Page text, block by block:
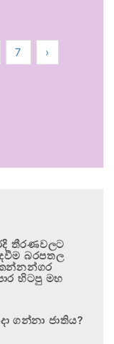
7
›
තීරණවලට
බරපතල
හිටපු මහ
ගන්නා ජාතිය?